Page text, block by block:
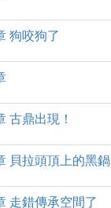
狗咬狗了
古鼎出現！
貝拉頭頂上的黑鍋
走錯傳承空間了